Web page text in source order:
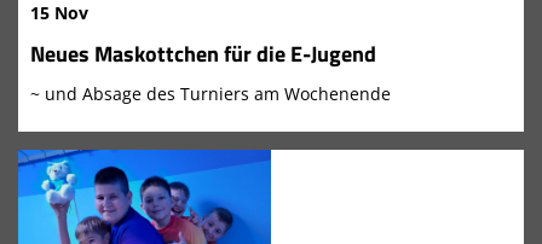
15 Nov
Neues Maskottchen für die E-Jugend
~ und Absage des Turniers am Wochenende